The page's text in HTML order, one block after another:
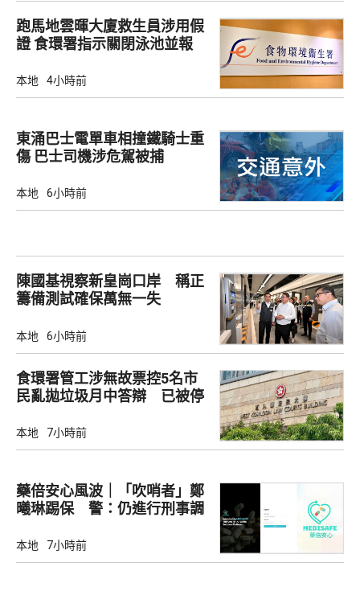
跑馬地雲暉大廈救生員涉用假
證 食環署指示關閉泳池並報
本地 4小時前
東涌巴士電單車相撞鐵騎士重
傷 巴士司機涉危駕被捕
本地 6小時前
陳國基視察新皇崗口岸 稱正
籌備測試確保萬無一失
本地 6小時前
食環署管工涉無故票控5名市
民亂拋垃圾月中答辯 已被停
本地 7小時前
藥倍安心風波｜「吹哨者」鄭
曦琳踢保 警：仍進行刑事調
本地 7小時前